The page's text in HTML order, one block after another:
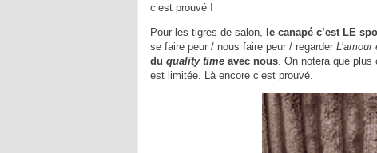
c’est prouvé !
Pour les tigres de salon, le canapé c’est LE
se faire peur / nous faire peur / regarder
du quality time avec nous . On notera que plus
est limitée. Là encore c’est prouvé.